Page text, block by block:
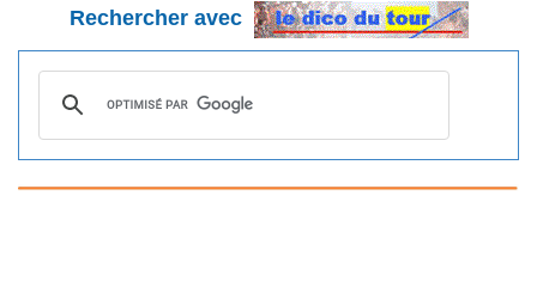
Rechercher avec